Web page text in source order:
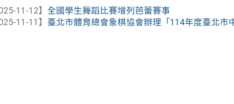
11-12】 全國學生舞蹈比賽增列芭蕾賽事
11-11】 臺北市體育總會象棋協會辦理「114年度臺北市